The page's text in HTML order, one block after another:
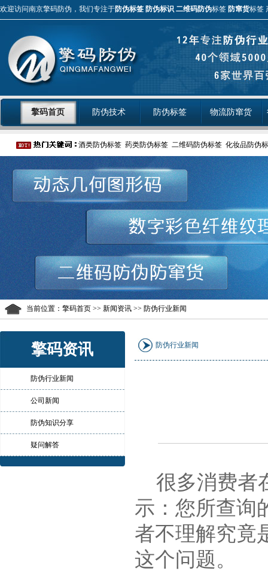
欢迎访问南京擎码防伪，我们专注于防伪标签 防伪标识 二维码防伪标签 防窜货标签
擎码首页 防伪技术 防伪标签 物流防窜货
酒类防伪标签 药类防伪标签 二维码防伪标签 化妆品防伪
当前位置： 擎码首页 >> 新闻资讯 >> 防伪行业新闻
擎码资讯
防伪行业新闻
公司新闻
防伪知识分享
疑问解答
防伪行业新闻
很多消费者
示：您所查询
者不理解究竟
这个问题。